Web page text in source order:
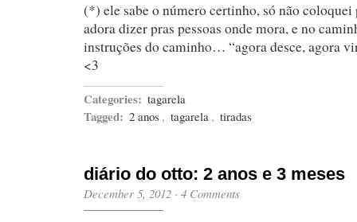
(*) ele sabe o número certinho, só não coloquei
adora dizer pras pessoas onde mora, e no
instruções do caminho… “agora desce, agora
<3
Categories: tagarela
Tagged: 2 anos , tagarela , tiradas
diário do otto: 2 anos e 3 meses
December 5, 2012 · 4 Comments